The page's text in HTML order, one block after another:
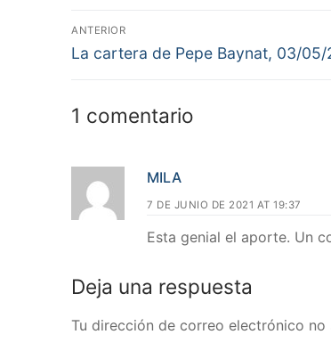
Navegación
de
ANTERIOR
Entrada
La cartera de Pepe Baynat, 03/05/
1 comentario
MILA
7 DE JUNIO DE 2021 AT 19:37
Esta genial el aporte. Un
Deja una respuesta
Tu dirección de correo electrónico no